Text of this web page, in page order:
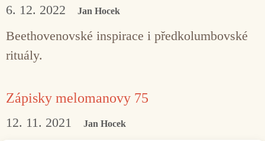
6. 12. 2022 Jan Hocek
Beethovenovské inspirace i předkolumbovské
rituály.
Zápisky melomanovy 75
12. 11. 2021 Jan Hocek